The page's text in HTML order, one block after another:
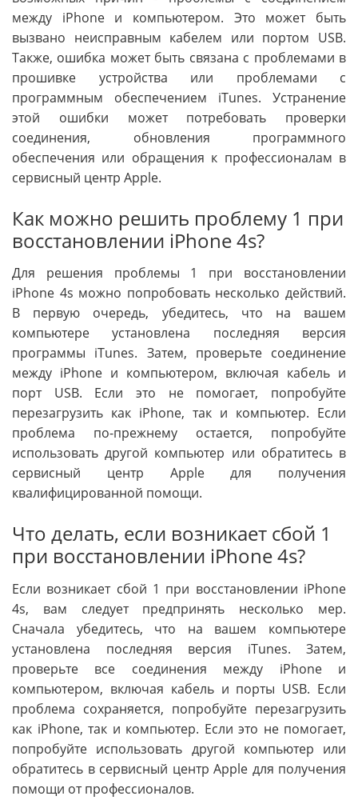
между iPhone и компьютером. Это может быть
вызвано неисправным кабелем или портом USB.
Также, ошибка может быть связана с проблемами в
прошивке устройства или проблемами с
программным обеспечением iTunes. Устранение
этой ошибки может потребовать проверки
соединения, обновления программного
обеспечения или обращения к профессионалам в
сервисный центр Apple.
Как можно решить проблему 1 при
восстановлении iPhone 4s?
Для решения проблемы 1 при восстановлении
iPhone 4s можно попробовать несколько действий.
В первую очередь, убедитесь, что на вашем
компьютере установлена последняя версия
программы iTunes. Затем, проверьте соединение
между iPhone и компьютером, включая кабель и
порт USB. Если это не помогает, попробуйте
перезагрузить как iPhone, так и компьютер. Если
проблема по-прежнему остается, попробуйте
использовать другой компьютер или обратитесь в
сервисный центр Apple для получения
квалифицированной помощи.
Что делать, если возникает сбой 1
при восстановлении iPhone 4s?
Если возникает сбой 1 при восстановлении iPhone
4s, вам следует предпринять несколько мер.
Сначала убедитесь, что на вашем компьютере
установлена последняя версия iTunes. Затем,
проверьте все соединения между iPhone и
компьютером, включая кабель и порты USB. Если
проблема сохраняется, попробуйте перезагрузить
как iPhone, так и компьютер. Если это не помогает,
попробуйте использовать другой компьютер или
обратитесь в сервисный центр Apple для получения
помощи от профессионалов.